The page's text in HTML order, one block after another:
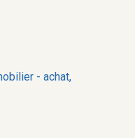
- achat,